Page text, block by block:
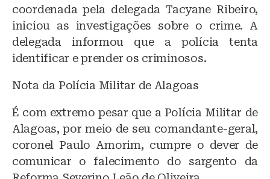
coordenada pela delegada Tacyane Ribeiro,
iniciou as investigações sobre o crime. A
delegada informou que a polícia tenta
identificar e prender os criminosos.
Nota da Polícia Militar de Alagoas
É com extremo pesar que a Polícia Militar de
Alagoas, por meio de seu comandante-geral,
coronel Paulo Amorim, cumpre o dever de
comunicar o falecimento do sargento da